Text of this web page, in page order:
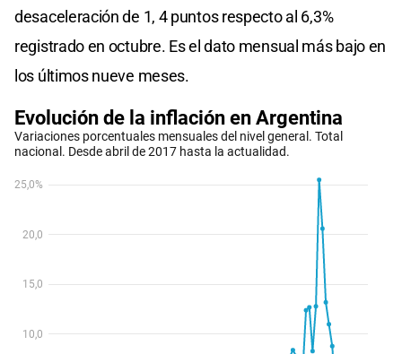
desaceleración de 1, 4 puntos respecto al 6,3%
registrado en octubre. Es el dato mensual más bajo en
los últimos nueve meses.